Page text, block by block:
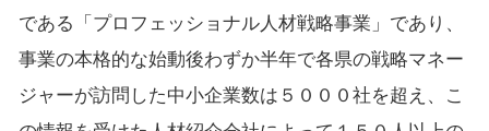
である「プロフェッショナル人材戦略事業」であり、
事業の本格的な始動後わずか半年で各県の戦略マネー
ジャーが訪問した中小企業数は５０００社を超え、こ